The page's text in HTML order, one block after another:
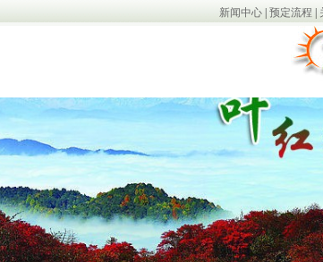
新闻中心 预定流程